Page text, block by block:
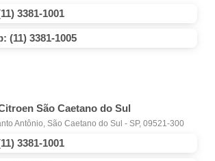
3381-1001
(11) 3381-1005
São Caetano do Sul
Antônio, São Caetano do Sul - SP, 09521-300
3381-1001